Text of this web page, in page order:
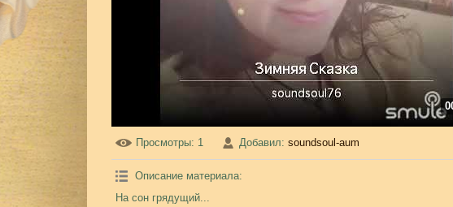
Просмотры: 1 Добавил: soundsoul-aum
Описание материала:
На сон грядущий...